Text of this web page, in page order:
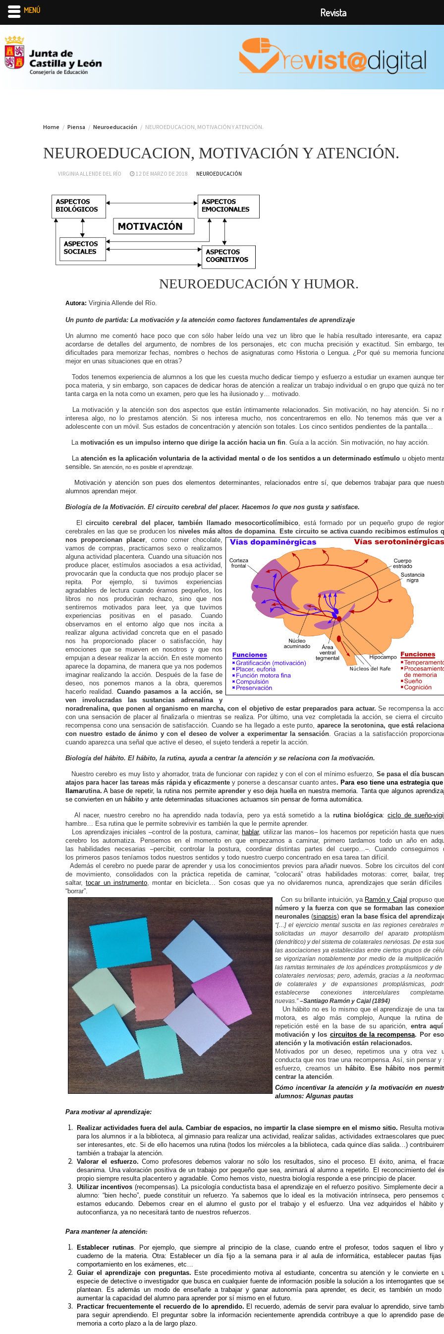
to
content
Home Piensa Neuroeducación NEUROEDUCACION, MOTIVACIÓN Y ATENCIÓN.
NEUROEDUCACION, MOTIVACIÓN Y ATENCIÓN.
VIRGINIA ALLENDE DEL RÍO 12 DE MARZO DE 2018 NEUROEDUCACIÓN
NEUROEDUCACIÓN Y HUMOR.
Autora: Virginia Allende del Río.
Un punto de partida: La motivación y la atención como factores fundamentales de aprendizaje
Un alumno me comentó hace poco que con sólo haber leído una vez un libro que le había resultado interesante, era capaz
acordarse de detalles del argumento, de nombres de los personajes, etc con mucha precisión y exactitud. Sin embargo,
dificultades para memorizar fechas, nombres o hechos de asignaturas como Historia o Lengua. ¿Por qué su memoria
mejor en unas situaciones que en otras?
Todos tenemos experiencia de alumnos a los que les cuesta mucho dedicar tiempo y esfuerzo a estudiar un examen aunque
poca materia, y sin embargo, son capaces de dedicar horas de atención a realizar un trabajo individual o en grupo que quizá no
tanta carga en la nota como un examen, pero que les ha ilusionado y… motivado.
La motivación y la atención son dos aspectos que están íntimamente relacionados. Sin motivación, no hay atención. Si no
interesa algo, no lo prestamos atención. Si nos interesa mucho, nos concentraremos en ello. No tenemos más que ver a
adolescente con un móvil. Sus estados de concentración y atención son totales. Los cinco sentidos pendientes de la pantalla…
La motivación es un impulso interno que dirige la acción hacia un fin Guía a la acción. Sin motivación, no hay acción.
La atención es la aplicación voluntaria de la actividad mental o de los sentidos a un determinado estímulo u objeto
sensible. Sin atención, no es posible el aprendizaje.
Motivación y atención son pues dos elementos determinantes, relacionados entre sí, que debemos trabajar para que
alumnos aprendan mejor.
Biología de la Motivación. El circuito cerebral del placer. Hacemos lo que nos gusta y satisface.
Elcircuito cerebral del placer, también llamado mesocorticolímibico, está formado por un pequeño grupo de
cerebrales en las que se producen losniveles más altos de dopamina Este circuito se activa cuando recibimos estímulos
nos proporcionan placer , como comer chocolate,
vamos de compras, practicamos sexo o realizamos
alguna actividad placentera. Cuando una situación nos
produce placer, estímulos asociados a esa actividad,
provocarán que la conducta que nos produjo placer se
repita. Por ejemplo, si tuvimos experiencias
agradables de lectura cuando éramos pequeños, los
libros no nos producirán rechazo, sino que nos
sentiremos motivados para leer, ya que tuvimos
experiencias positivas en el pasado. Cuando
observamos en el entorno algo que nos incita a
realizar alguna actividad concreta que en el pasado
nos ha proporcionado placer o satisfacción, hay
emociones que se mueven en nosotros y que nos
empujan a desear realizar la acción. En este momento
aparece la dopamina, de manera que ya nos podemos
imaginar realizando la acción. Después de la fase de
deseo, nos ponemos manos a la obra, queremos
hacerlo realidad. Cuando pasamos a la acción, se
ven involucradas las sustancias adrenalina y
noradrenalina, que ponen al organismo en marcha, con el objetivo de estar preparados para actuar. Se recompensa la
con una sensación de placer al finalizarla o mientras se realiza. Por último, una vez completada la acción, se cierra el circuito
recompensa cono una sensación de satisfacción. Cuando se ha llegado a este punto, aparece la serotonina, que está
con nuestro estado de ánimo y con el deseo de volver a experimentar la sensación . Gracias a la satisfacción
cuando aparezca una señal que active el deseo, el sujeto tenderá a repetir la acción.
Biología del hábito. El hábito, la rutina, ayuda a centrar la atención y se relaciona con la motivación.
Nuestro cerebro es muy listo y ahorrador, trata de funcionar con rapidez y con el con el mínimo esfuerzo, Se pasa el día
atajos para hacer las tareas más rápida y eficazmentey ponerse a descansar cuanto antes. Para eso tiene una estrategia
llamarutina. A base de repetir, la rutina nos permiteaprender y eso deja huella en nuestra memoria. Tanta que algunos
se convierten en un hábito y ante determinadas situaciones actuamos sin pensar de forma automática.
Al nacer, nuestro cerebro no ha aprendido nada todavía, pero ya está sometido a la rutina biológica:ciclo de sueño-
hambre… Esa rutina que le permite sobrevivir es también la que le permite aprender.
Los aprendizajes iniciales –control de la postura, caminar,hablar, utilizar las manos– los hacemos por repetición hasta que
cerebro los automatiza. Pensemos en el momento en que empezamos a caminar, primero tardamos todo un año en
las habilidades necesarias –percibir, controlar la postura, coordinar distintas partes del cuerpo…–. Cuando conseguimos
los primeros pasos teníamos todos nuestros sentidos y todo nuestro cuerpo concentrado en esa tarea tan difícil.
Además el cerebro no puede parar de aprender y usa los conocimientos previos para añadir nuevos. Sobre los circuitos del
de movimiento, consolidados con la práctica repetida de caminar, “colocará” otras habilidades motoras: correr, bailar,
saltar,tocar un instrumento , montar en bicicleta… Son cosas que ya no olvidaremos nunca, aprendizajes que serán difíciles
“borrar”.
Con su brillante intuición, ya Ramón y Cajal propuso
número y la fuerza con que se formaban las
neuronales (sinapsis) eran la base física del
“[…] el ejercicio mental suscita en las regiones cerebrales
solicitadas un mayor desarrollo del aparato
(dendrítico) y del sistema de colaterales nerviosas. De esta
las asociaciones ya establecidas entre ciertos grupos de
se vigorizarían notablemente por medio de la
las ramitas terminales de los apéndices protoplásmicos y de
colaterales nerviosas; pero, además, gracias a la
de colaterales y de expansiones protoplásmicas,
establecerse conexiones intercelulares
nuevas.”–Santiago Ramón y Cajal (1894)
Un hábito no es lo mismo que el aprendizaje de una
motora, es algo más complejo, Aunque la rutina
repetición esté en la base de su aparición, entra
motivación y los circuitos de la recompensa. Por
atención y la motivación están relacionados.
Motivados por un deseo, repetimos una y otra vez
conducta que nos trae una recompensa. Así, sin pensar y
esfuerzo, creamos un hábito.Ese hábito nos
centrar la atención
Cómo incentivar la atención y la motivación en
alumnos: Algunas pautas
Para motivar al aprendizaje:
Realizar actividades fuera del aula. Cambiar de espacios, no impartir la clase siempre en el mismo sitio. Resulta
para los alumnos ir a la biblioteca, al gimnasio para realizar una actividad, realizar salidas, actividades extraescolares que
ser interesantes, etc. Si de ello hacemos una rutina (todos los miércoles a la biblioteca, cada quince días salida…)
también a trabajar la atención.
Valorar el esfuerzo.Como profesores debemos valorar no sólo los resultados, sino el proceso. El éxito, anima, el
desanima. Una valoración positiva de un trabajo por pequeño que sea, animará al alumno a repetirlo. El reconocimiento del
propio siempre resulta placentero y agradable. Como hemos visto, nuestra biología responde a ese principio de placer.
Utilizar incentivos (recompensas). La psicología conductista basa el aprendizaje en el refuerzo positivo. Simplemente decir
alumno: “bien hecho”, puede constituir un refuerzo. Ya sabemos que lo ideal es la motivación intrínseca, pero pensemos
estamos educando. Debemos crear en el alumno el gusto por el trabajo y el esfuerzo. Una vez adquiridos el hábito
autoconfianza, ya no necesitará tanto de nuestros refuerzos.
Para mantener la atención:
Establecer rutinas. Por ejemplo, que siempre al principio de la clase, cuando entre el profesor, todos saquen el libro
cuaderno de la materia. Otra: Establecer un día fijo a la semana para ir al aula de informática, establecer pautas fijas
comportamiento en los exámenes, etc…
Guiar el aprendizaje con preguntas. Este procedimiento motiva al estudiante, concentra su atención y le convierte en
especie de detective o investigador que busca en cualquier fuente de información posible la solución a los interrogantes que
plantean. Es además un modo de enseñarle a trabajar y ganar autonomía para aprender, es decir, es también un modo
aumentar la capacidad del alumno para aprender por sí mismo en el futuro.
Practicar frecuentemente el recuerdo de lo aprendido. El recuerdo, además de servir para evaluar lo aprendido, sirve
para seguir aprendiendo. El preguntar sobre la información recientemente aprendida contribuye a que lo aprendido pase
memoria a corto plazo a la de largo plazo.
MENÚ Revista